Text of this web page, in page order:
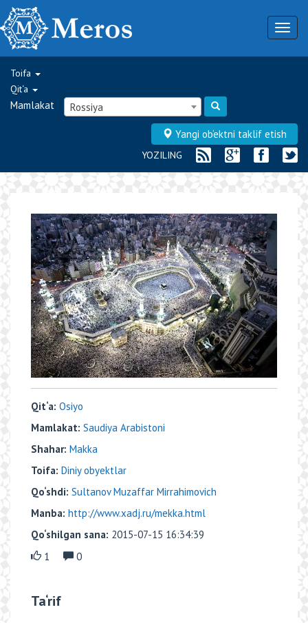
Toifa
Qit‘a
Mamlakat Rossiya
Yangi ob‘ektni taklif etish
YOZILING
Qit‘a: Osiyo
Mamlakat: Saudiya Arabistoni
Shahar: Makka
Toifa: Diniy obyektlar
Qo‘shdi: Sultanov Muzaffar Mirrahimovich
Manba: http://www.xadj.ru/mekka.html
Qo‘shilgan sana: 2015-07-15 16:34:39
1
0
Ta‘rif